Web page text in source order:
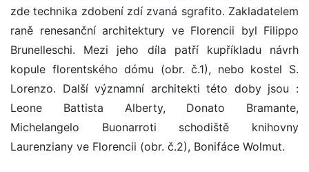
zde technika zdobení zdí zvaná sgrafito. Zakladatelem
raně renesanční architektury ve Florencii byl Filippo
Brunelleschi. Mezi jeho díla patří kupříkladu návrh
kopule florentského dómu (obr. č.1), nebo kostel S.
Lorenzo. Další významní architekti této doby jsou :
Leone Battista Alberty, Donato Bramante,
Michelangelo Buonarroti schodiště knihovny
Laurenziany ve Florencii (obr. č.2), Bonifáce Wolmut.